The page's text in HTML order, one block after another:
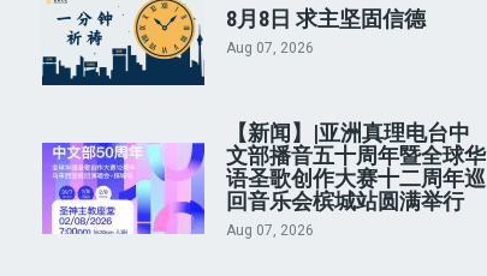
8月8日 求主坚固信德
Aug 07, 2026
【新闻】|亚洲真理电台中
文部播音五十周年暨全球华
语圣歌创作大赛十二周年巡
回音乐会槟城站圆满举行
Aug 07, 2026